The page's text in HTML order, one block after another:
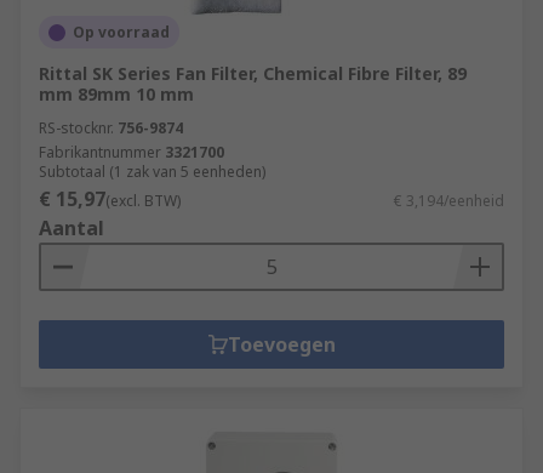
Op voorraad
Rittal SK Series Fan Filter, Chemical Fibre Filter, 89
mm 89mm 10 mm
RS-stocknr. 756-9874
Fabrikantnummer 3321700
Subtotaal (1 zak van 5 eenheden)
€ 15,97(excl. BTW) € 3,194/eenheid
Aantal
Toevoegen